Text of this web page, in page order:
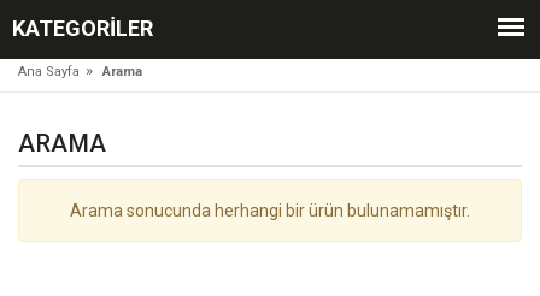
KATEGORILER
Ana Sayfa » Arama
ARAMA
Arama sonucunda herhangi bir ürün bulunamamıştır.